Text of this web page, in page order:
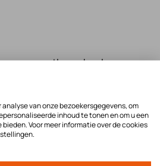
vastberaden bouwen
van onze bezoekersgegevens, om
inhoud te tonen en om u een
Voor meer informatie over de cookies